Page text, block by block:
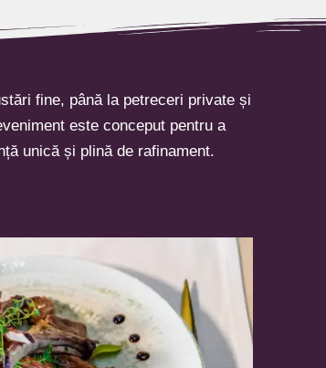
fine, până la petreceri private și
este conceput pentru a
unică și plină de rafinament.